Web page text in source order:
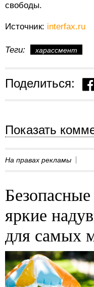
свободы.
Источник: interfax.ru
Теги: харассмент
Поделиться:
Показать
На правах рекламы
яркие
для самых